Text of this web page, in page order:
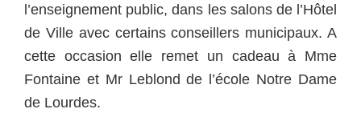
l’enseignement public, dans les salons de l’Hôtel
de Ville avec certains conseillers municipaux. A
cette occasion elle remet un cadeau à Mme
Fontaine et Mr Leblond de l’école Notre Dame
de Lourdes.